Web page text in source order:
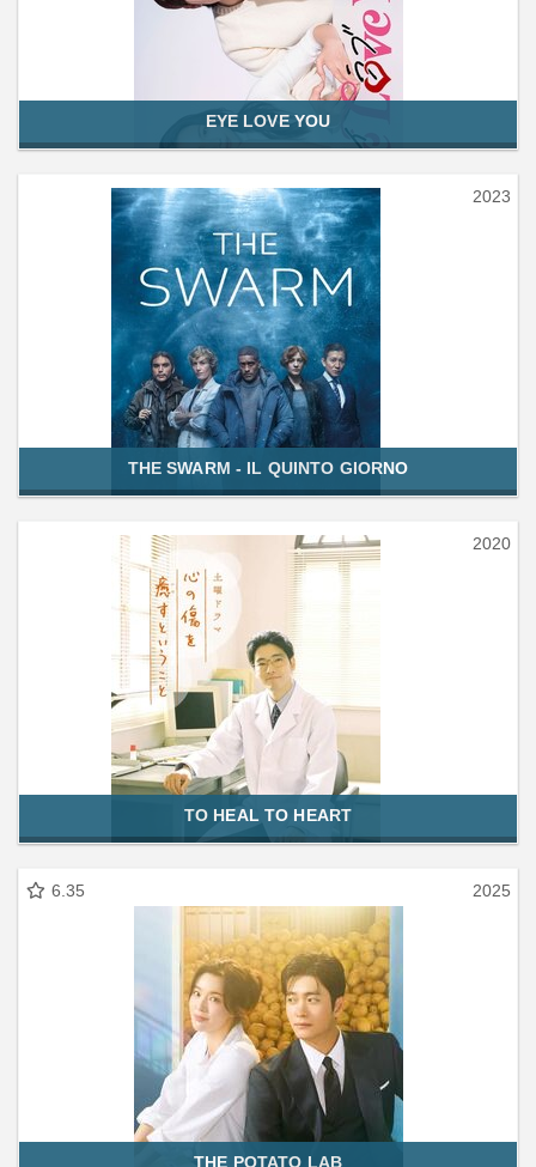
EYE LOVE YOU
2023
THE SWARM - IL QUINTO GIORNO
2020
TO HEAL TO HEART
6.35 2025
THE POTATO LAB